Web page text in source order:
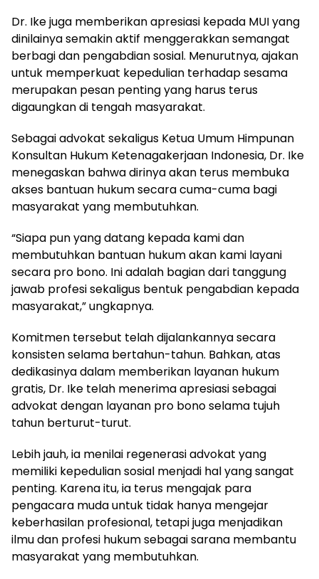
Dr. Ike juga memberikan apresiasi kepada MUI yang
dinilainya semakin aktif menggerakkan semangat
berbagi dan pengabdian sosial. Menurutnya, ajakan
untuk memperkuat kepedulian terhadap sesama
merupakan pesan penting yang harus terus
digaungkan di tengah masyarakat.
Sebagai advokat sekaligus Ketua Umum Himpunan
Konsultan Hukum Ketenagakerjaan Indonesia, Dr. Ike
menegaskan bahwa dirinya akan terus membuka
akses bantuan hukum secara cuma-cuma bagi
masyarakat yang membutuhkan.
“Siapa pun yang datang kepada kami dan
membutuhkan bantuan hukum akan kami layani
secara pro bono. Ini adalah bagian dari tanggung
jawab profesi sekaligus bentuk pengabdian kepada
masyarakat,” ungkapnya.
Komitmen tersebut telah dijalankannya secara
konsisten selama bertahun-tahun. Bahkan, atas
dedikasinya dalam memberikan layanan hukum
gratis, Dr. Ike telah menerima apresiasi sebagai
advokat dengan layanan pro bono selama tujuh
tahun berturut-turut.
Lebih jauh, ia menilai regenerasi advokat yang
memiliki kepedulian sosial menjadi hal yang sangat
penting. Karena itu, ia terus mengajak para
pengacara muda untuk tidak hanya mengejar
keberhasilan profesional, tetapi juga menjadikan
ilmu dan profesi hukum sebagai sarana membantu
masyarakat yang membutuhkan.